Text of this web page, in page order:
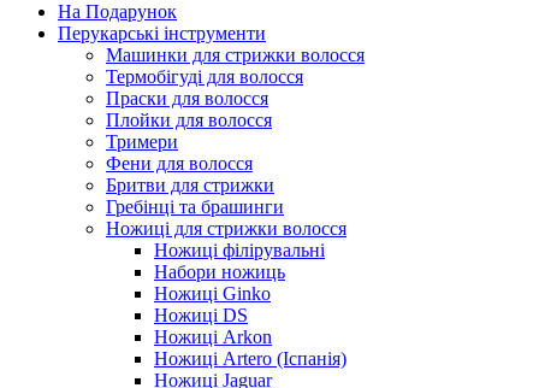
На Подарунок
Перукарські інструменти
Машинки для стрижки волосся
Термобігуді для волосся
Праски для волосся
Плойки для волосся
Тримери
Фени для волосся
Бритви для стрижки
Гребінці та брашинги
Ножиці для стрижки волосся
Ножиці філірувальні
Набори ножиць
Ножиці Ginko
Ножиці DS
Ножиці Arkon
Ножиці Artero (Іспанія)
Ножиці Jaguar